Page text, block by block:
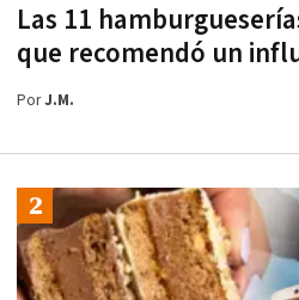
Las 11
que recomendó un
PorJ.M.